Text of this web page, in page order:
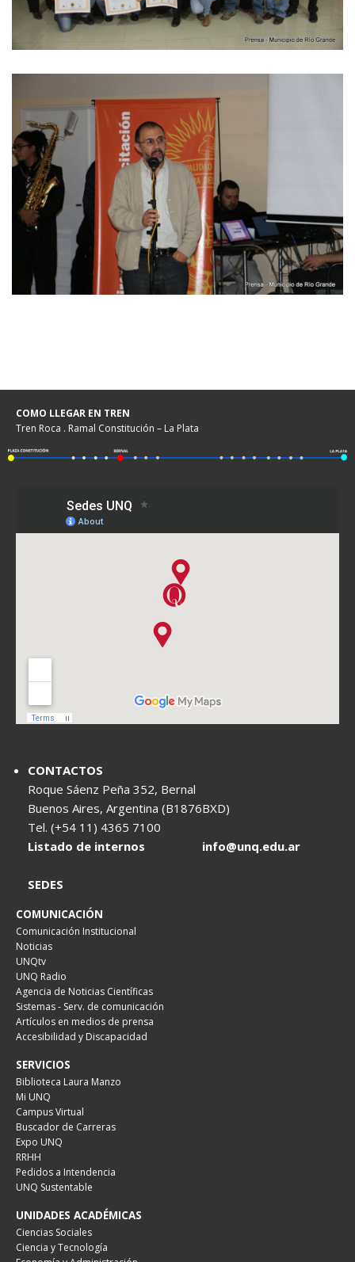
COMO LLEGAR EN TREN
Tren Roca . Ramal Constitución – La Plata
CONTACTOS
Roque Sáenz Peña 352, Bernal
Buenos Aires, Argentina (B1876BXD)
Tel. (+54 11) 4365 7100
Listado de internos
info@unq.edu.ar
SEDES
COMUNICACIÓN
Comunicación Institucional
Noticias
UNQtv
UNQ Radio
Agencia de Noticias Científicas
Sistemas - Serv. de comunicación
Artículos en medios de prensa
Accesibilidad y Discapacidad
SERVICIOS
Biblioteca Laura Manzo
Mi UNQ
Campus Virtual
Buscador de Carreras
Expo UNQ
RRHH
Pedidos a Intendencia
UNQ Sustentable
UNIDADES ACADÉMICAS
Ciencias Sociales
Ciencia y Tecnología